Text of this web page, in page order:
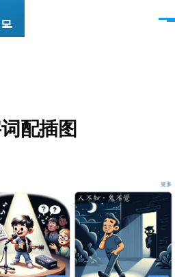
菜
配插图